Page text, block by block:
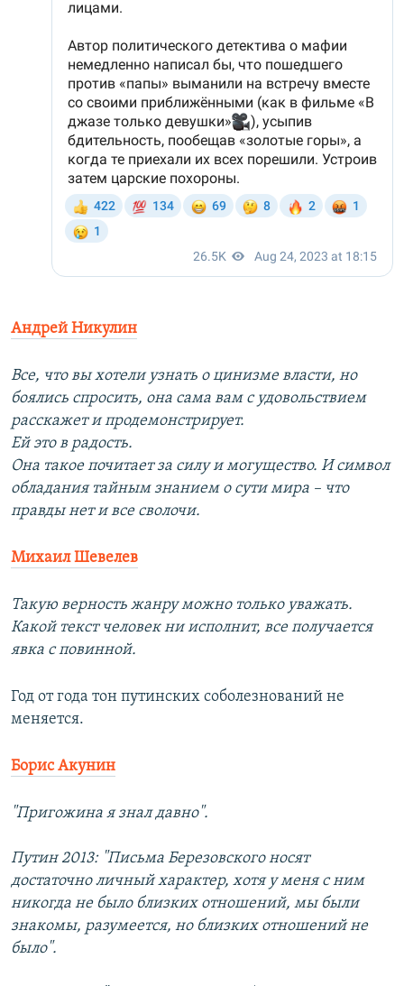
Андрей Никулин
Все, что вы хотели узнать о цинизме власти, но
боялись спросить, она сама вам с удовольствием
расскажет и продемонстрирует.
Ей это в радость.
Она такое почитает за силу и могущество. И символ
обладания тайным знанием о сути мира – что
правды нет и все сволочи.
Михаил Шевелев
Такую верность жанру можно только уважать.
Какой текст человек ни исполнит, все получается
явка с повинной.
Год от года тон путинских соболезнований не
меняется.
Борис Акунин
"Пригожина я знал давно".
Путин 2013: "Письма Березовского носят
достаточно личный характер, хотя у меня с ним
никогда не было близких отношений, мы были
знакомы, разумеется, но близких отношений не
было".